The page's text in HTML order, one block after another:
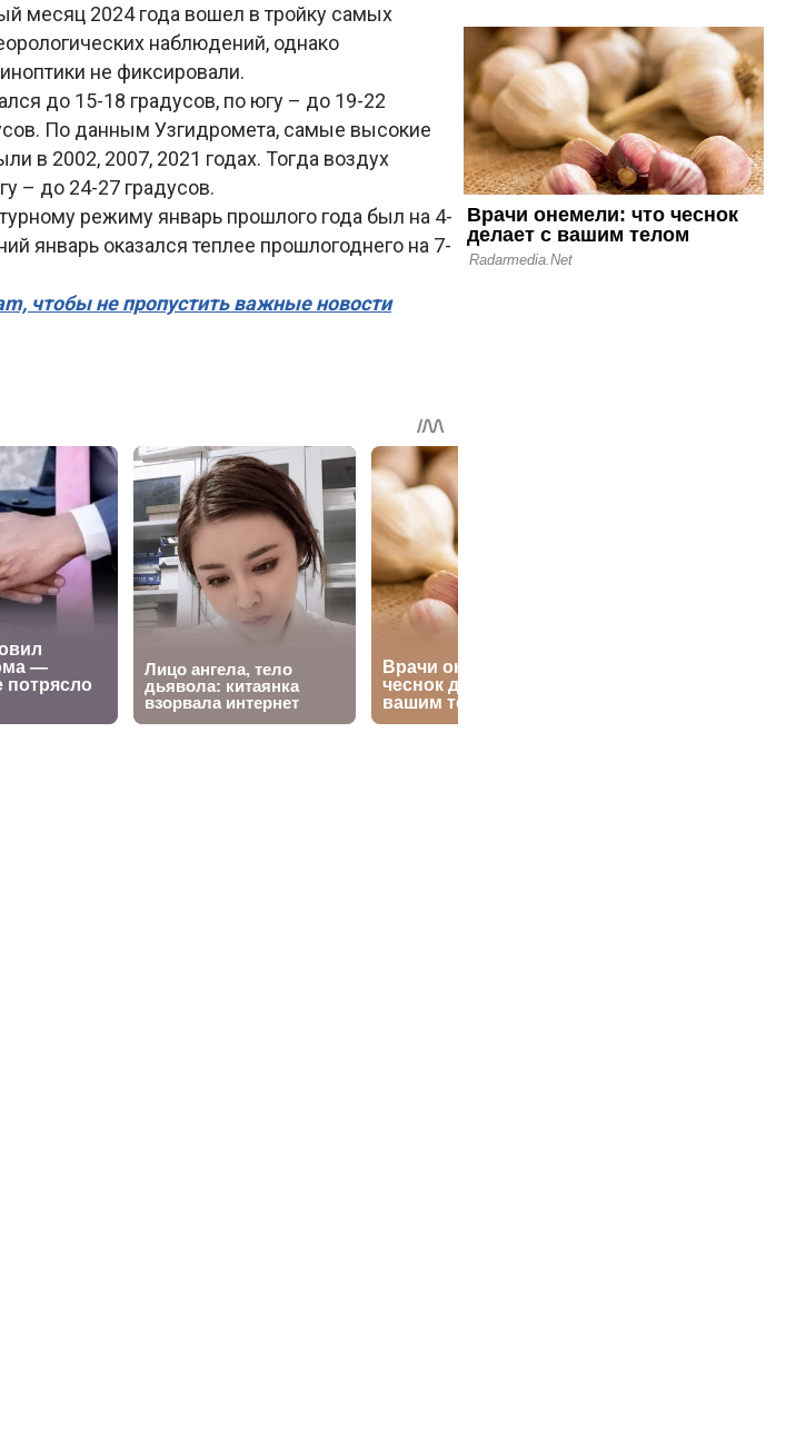
месяц 2024 года вошел в тройку самых
наблюдений, однако
не фиксировали.
до 15-18 градусов, по югу – до 19-22
По данным Узгидромета, самые высокие
в 2002, 2007, 2021 годах. Тогда воздух
– до 24-27 градусов.
режиму январь прошлого года был на 4-
январь оказался теплее прошлогоднего на 7-
чтобы не пропустить важные новости